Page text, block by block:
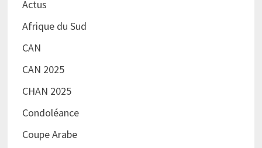
Actus
Afrique du Sud
CAN
CAN 2025
CHAN 2025
Condoléance
Coupe Arabe